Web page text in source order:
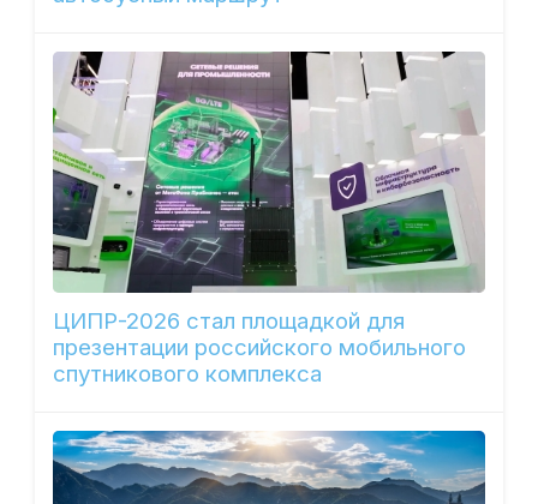
ЦИПР-2026 стал площадкой для
презентации российского мобильного
спутникового комплекса